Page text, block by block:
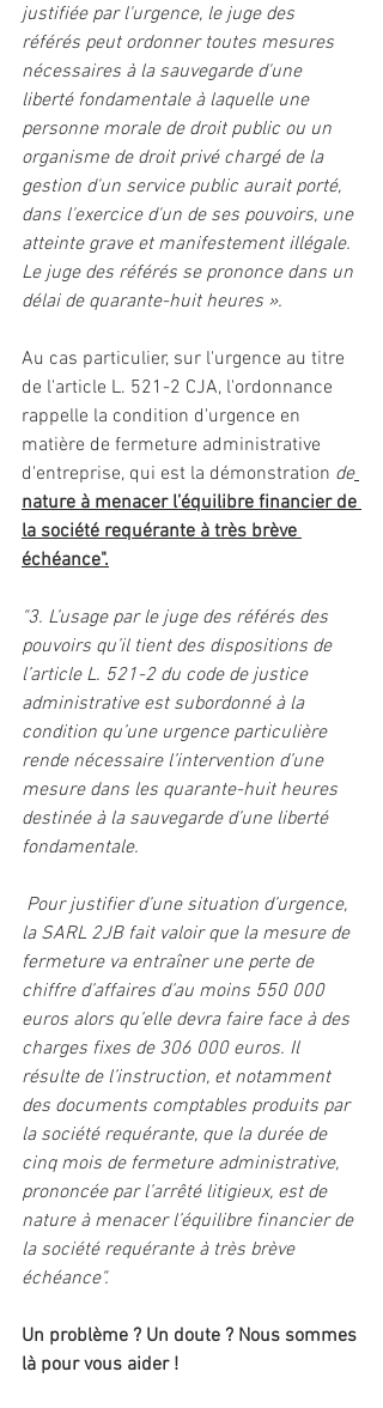
justifiée par l'urgence, le juge des
référés peut ordonner toutes mesures
nécessaires à la sauvegarde d'une
liberté fondamentale à laquelle une
personne morale de droit public ou un
organisme de droit privé chargé de la
gestion d'un service public aurait porté,
dans l'exercice d'un de ses pouvoirs, une
atteinte grave et manifestement illégale.
Le juge des référés se prononce dans un
délai de quarante-huit heures ».
Au cas particulier, sur l'urgence au titre
de l'article L. 521-2 CJA, l'ordonnance
rappelle la condition d'urgence en
matière de fermeture administrative
d'entreprise, qui est la démonstration de
nature à menacer l’équilibre financier de
la société requérante à très brève
échéance".
"3. L’usage par le juge des référés des
pouvoirs qu’il tient des dispositions de
l’article L. 521-2 du code de justice
administrative est subordonné à la
condition qu’une urgence particulière
rende nécessaire l’intervention d’une
mesure dans les quarante-huit heures
destinée à la sauvegarde d’une liberté
fondamentale.
la SARL 2JB fait valoir que la mesure de
fermeture va entraîner une perte de
chiffre d’affaires d’au moins 550 000
euros alors qu’elle devra faire face à des
charges fixes de 306 000 euros. Il
résulte de l’instruction, et notamment
des documents comptables produits par
la société requérante, que la durée de
cinq mois de fermeture administrative,
prononcée par l’arrêté litigieux, est de
nature à menacer l’équilibre financier de
la société requérante à très brève
échéance".
Un problème ? Un doute ? Nous sommes
là pour vous aider !